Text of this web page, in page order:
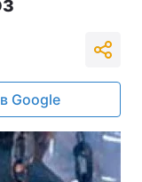
Google